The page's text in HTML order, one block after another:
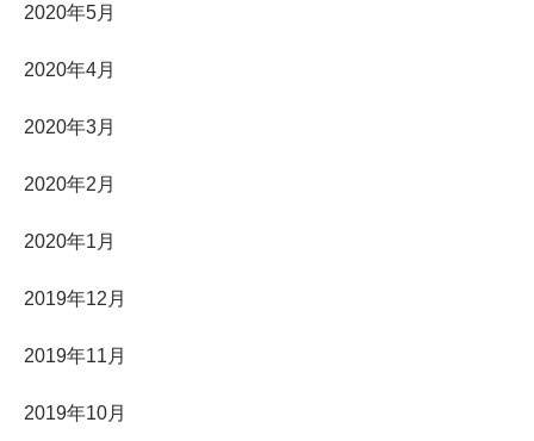
2020年5月
2020年4月
2020年3月
2020年2月
2020年1月
2019年12月
2019年11月
2019年10月